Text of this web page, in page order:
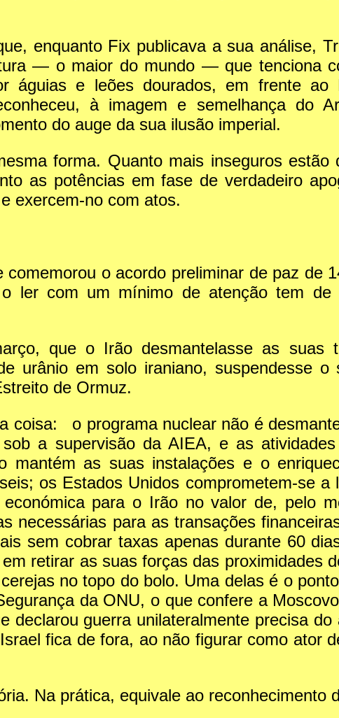
enquanto Fix publicava a sua análise,
— o maior do mundo — que tenciona
águias e leões dourados, em frente ao
à imagem e semelhança do
do auge da sua ilusão imperial.
forma. Quanto mais inseguros estão
as potências em fase de verdadeiro
exercem-no com atos.
o acordo preliminar de paz de
ler com um mínimo de atenção tem de
que o Irão desmantelasse as suas
urânio em solo iraniano, suspendesse
de Ormuz.
coisa: o programa nuclear não é
a supervisão da AIEA, e as
as suas instalações e o
os Estados Unidos comprometem-se a
para o Irão no valor de, pelo
necessárias para as transações
sem cobrar taxas apenas durante 60
retirar as suas forças das proximidades
no topo do bolo. Uma delas é o
da ONU, o que confere a
declarou guerra unilateralmente precisa
fica de fora, ao não figurar como ator
Na prática, equivale ao reconhecimento